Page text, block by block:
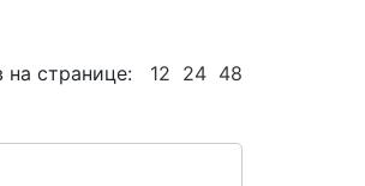
на странице: 12 24 48